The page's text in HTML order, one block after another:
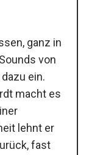
ganz in
von
ein.
macht es
lehnt er
fast